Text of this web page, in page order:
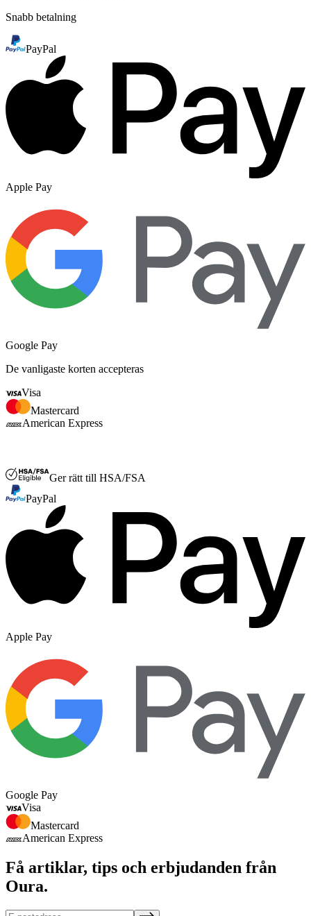
Snabb betalning
PayPal
Apple Pay
Google Pay
De vanligaste korten accepteras
Visa
Mastercard
American Express
Ger rätt till HSA/FSA
PayPal
Apple Pay
Google Pay
Visa
Mastercard
American Express
Få artiklar, tips och erbjudanden från
Oura.